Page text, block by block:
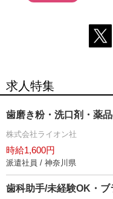
求人特集
歯磨き粉・洗口剤・薬
株式会社ライオン社
時給1,600円
派遣社員 / 神奈川県
歯科助手/未経験OK・ブ